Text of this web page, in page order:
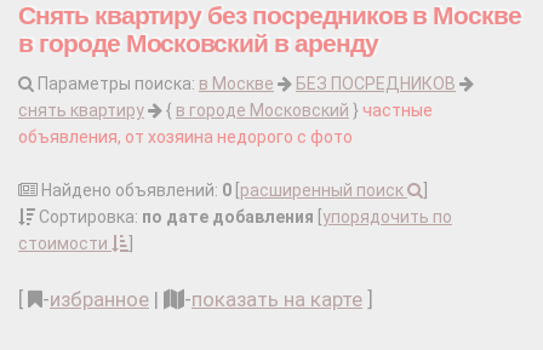
Снять квартиру без посредников в Москве
в городе Московский в аренду
Параметры поиска: в Москве
БЕЗ ПОСРЕДНИКОВ
снять квартиру
{ в городе Московский } частные
объявления, от хозяина недорого с фото
Найдено объявлений: 0 расширенный поиск
Сортировка: по дате добавления упорядочить по
стоимости
-избранное | -показать на карте